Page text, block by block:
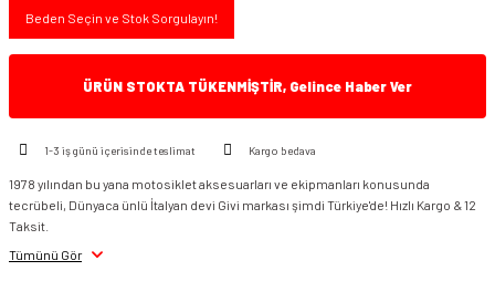
Beden Seçin ve Stok Sorgulayın!
ÜRÜN STOKTA TÜKENMİŞTİR, Gelince Haber Ver
1-3 iş günü içerisinde teslimat Kargo bedava
1978 yılından bu yana motosiklet aksesuarları ve ekipmanları konusunda
tecrübeli, Dünyaca ünlü İtalyan devi Givi markası şimdi Türkiye'de! Hızlı Kargo & 12
Taksit.
Tümünü Gör